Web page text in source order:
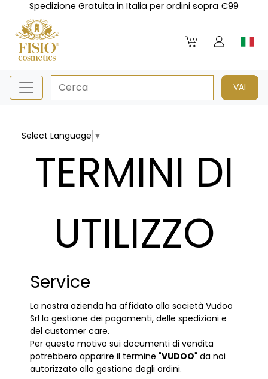
Spedizione Gratuita in Italia per ordini sopra €99
Select Language ▼
TERMINI DI
UTILIZZO
Service
La nostra azienda ha affidato alla società Vudoo
Srl la gestione dei pagamenti, delle spedizioni e
del customer care.
Per questo motivo sui documenti di vendita
potrebbero apparire il termine "VUDOO" da noi
autorizzato alla gestione degli ordini.